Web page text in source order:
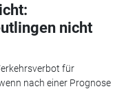
nicht
für
nach einer Prognose